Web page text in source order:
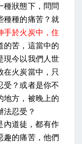
種狀態下，問問
種種的痛苦？就
手於火炭中，住
的苦，這當中的
現今以我們人世
在火炭當中，只
受？或者是你不
地方，被晚上的
法忍受？
內道徒，都有作
趣的痛苦，他們